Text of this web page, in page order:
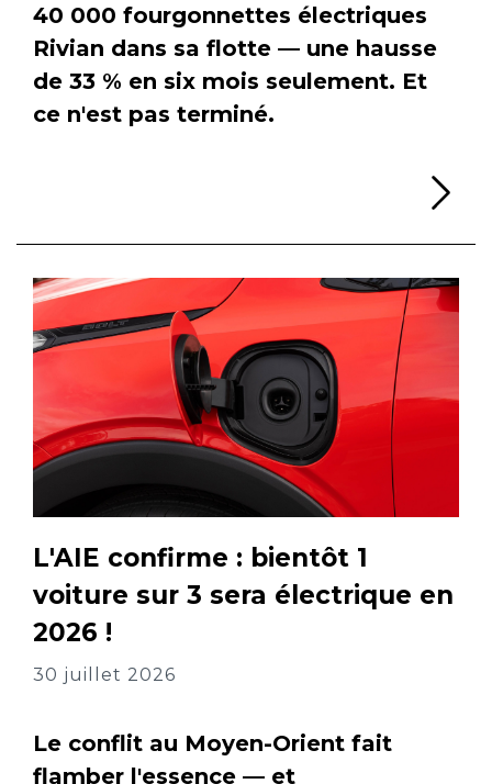
40 000 fourgonnettes électriques
Rivian dans sa flotte — une hausse
de 33 % en six mois seulement. Et
ce n'est pas terminé.
L'AIE confirme : bientôt 1
voiture sur 3 sera électrique en
2026 !
30 juillet 2026
Le conflit au Moyen-Orient fait
flamber l'essence — et